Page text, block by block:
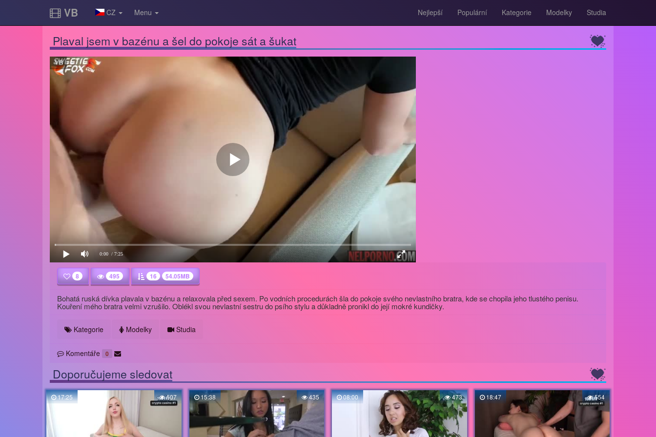
VB CZ Menu Nejlepší Populární Kategorie Modelky Studia
Plaval jsem v bazénu a šel do pokoje sát a šukat
VB
0:00 / 7:25
8 495 16 54.05MB
Bohatá ruská dívka plavala v bazénu a relaxovala před sexem. Po vodních procedurách šla do pokoje svého nevlastního bratra, kde se chopila jeho tlustého penisu.
Kouření mého bratra velmi vzrušilo. Oblékl svou nevlastní sestru do psího stylu a důkladně pronikl do její mokré kundičky.
Kategorie Modelky Studia
Komentáře 0
Doporučujeme sledovat
17:25 607 15:38 435 08:00 473 18:47 554